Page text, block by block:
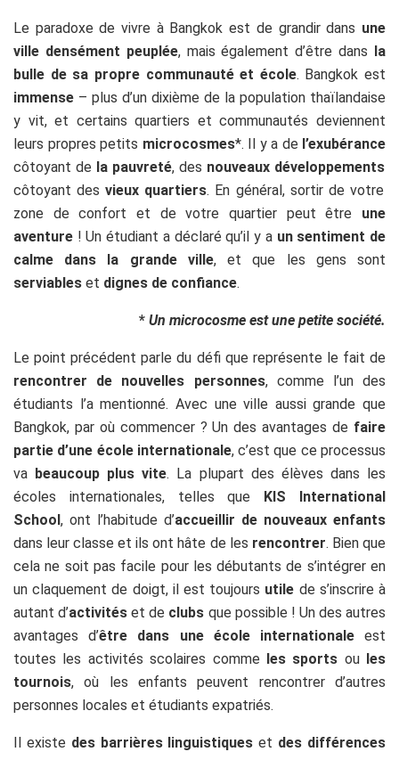
Le paradoxe de vivre à Bangkok est de grandir dans une
ville densément peuplée, mais également d’être dans la
bulle de sa propre communauté et école. Bangkok est
immense – plus d’un dixième de la population thaïlandaise
y vit, et certains quartiers et communautés deviennent
leurs propres petits microcosmes*. Il y a de l’exubérance
côtoyant de la pauvreté, des nouveaux développements
côtoyant desvieux quartiers. En général, sortir de votre
zone de confort et de votre quartier peut être une
aventure ! Un étudiant a déclaré qu’il y a un sentiment de
calme dans la grande ville, et que les gens sont
serviables et dignes de confiance.
* Un microcosme est une petite société.
Le point précédent parle du défi que représente le fait de
rencontrer de nouvelles personnes, comme l’un des
étudiants l’a mentionné. Avec une ville aussi grande que
Bangkok, par où commencer ? Un des avantages de faire
partie d’une école internationale, c’est que ce processus
va beaucoup plus vite. La plupart des élèves dans les
écoles internationales, telles que KIS International
School, ont l’habitude d’accueillir de nouveaux enfants
dans leur classe et ils ont hâte de les rencontrer. Bien que
cela ne soit pas facile pour les débutants de s’intégrer en
un claquement de doigt, il est toujours utile de s’inscrire à
autant d’activités et de clubs que possible ! Un des autres
avantages d’être dans une école internationaleest
toutes les activités scolaires comme les sports ou les
tournois, où les enfants peuvent rencontrer d’autres
personnes locales et étudiants expatriés.
Il existe des barrières linguistiques et des différences